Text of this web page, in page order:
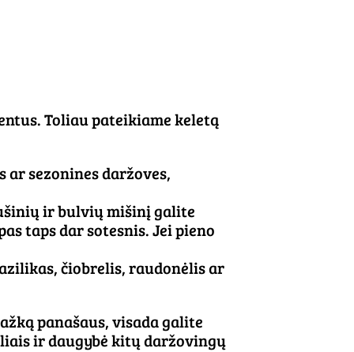
Toliau pateikiame keletą
sezonines daržoves,
ir bulvių mišinį galite
taps dar sotesnis. Jei pieno
čiobrelis, raudonėlis ar
panašaus, visada galite
ir daugybė kitų daržovingų